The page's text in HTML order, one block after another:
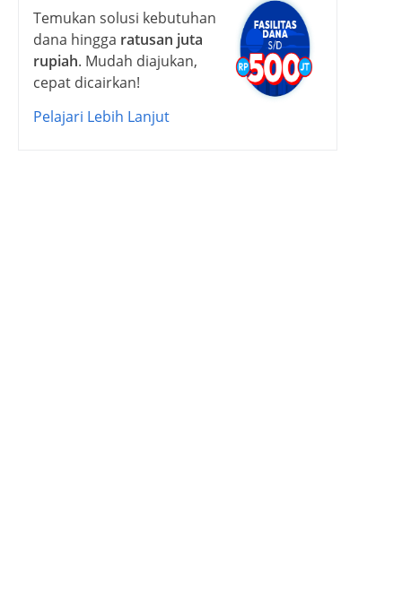
Temukan solusi kebutuhan
dana hingga ratusan juta
rupiah. Mudah diajukan,
cepat dicairkan!
Pelajari Lebih Lanjut